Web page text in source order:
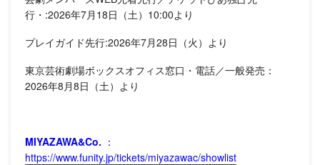
行・:2026年7月18日（土）10:00より
プレイガイド先行:2026年7月28日（火）より
東京芸術劇場ボックスオフィス窓口・電話／一般発売：
2026年8月8日（土）より
MIYAZAWA&Co. ：
https://www.funity.jp/tickets/miyazawac/showlist